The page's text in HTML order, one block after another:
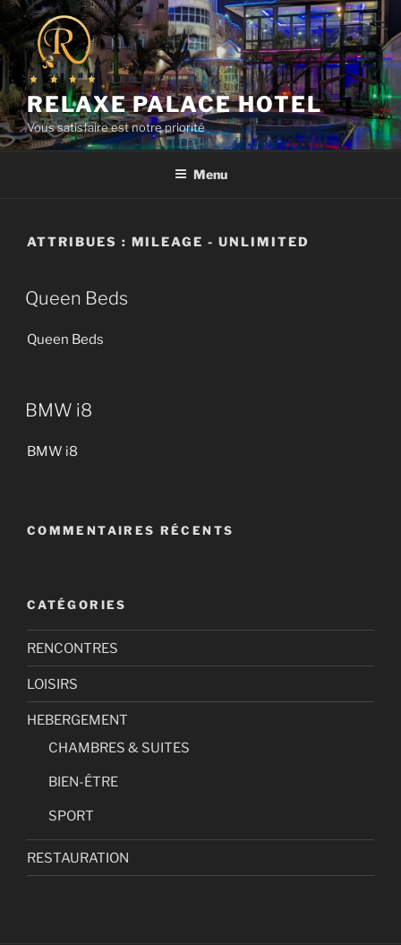
Aller
contenu
principal
RELAXE PALACE HOTEL
Vous satisfaire est notre priorité
Menu
ATTRIBUES : MILEAGE - UNLIMITED
Queen Beds
Queen Beds
BMW i8
BMW i8
COMMENTAIRES RÉCENTS
CATÉGORIES
RENCONTRES
LOISIRS
HEBERGEMENT
CHAMBRES & SUITES
BIEN-ÊTRE
SPORT
RESTAURATION